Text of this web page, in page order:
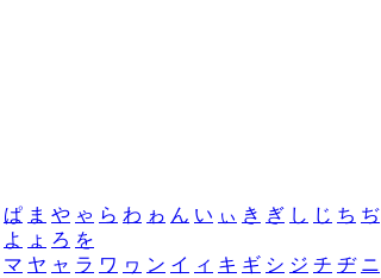
ぱ ま や ゃ ら わ ゎ ん い ぃ き ぎ し じ ち ぢ
よ ょ ろ を
マ ヤ ャ ラ ワ ヮ ン イ ィ キ ギ シ ジ チ ヂ ニ